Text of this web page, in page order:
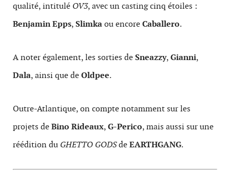
qualité, intitulé OV3, avec un casting cinq étoiles :
Benjamin Epps,Slimkaou encoreCaballero.
A noter également, les sorties deSneazzy,Gianni,
Dala, ainsi que deOldpee.
Outre-Atlantique, on compte notamment sur les
projets deBino Rideaux,G-Perico, mais aussi sur une
réédition du GHETTO GODSdeEARTHGANG.